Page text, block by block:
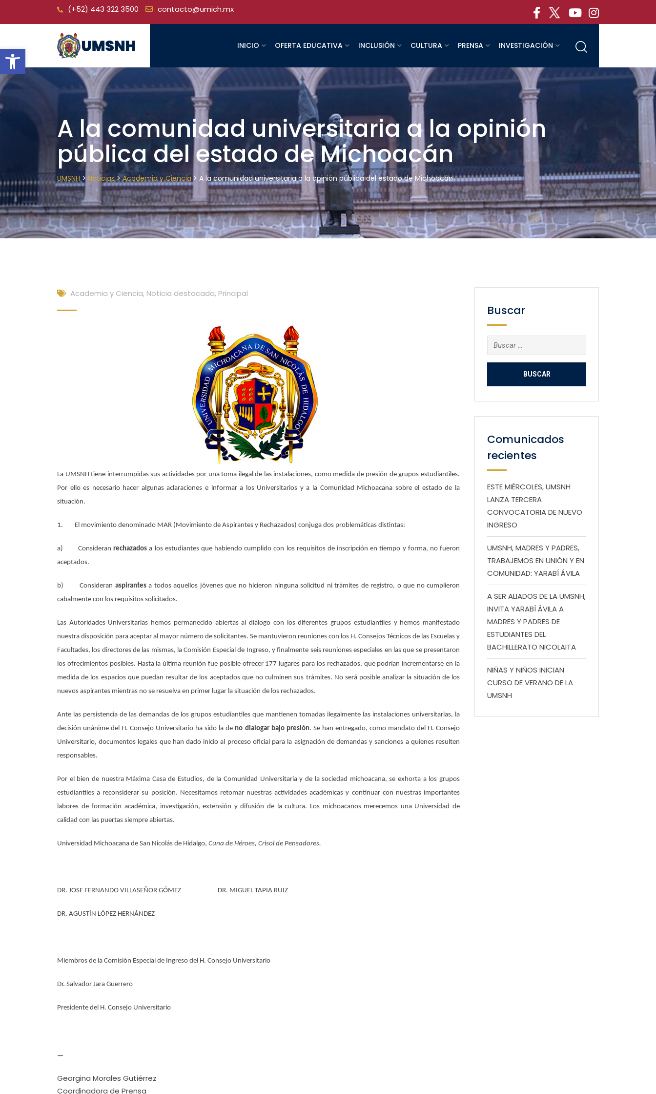
Open toolbar
(+52) 443 322 3500 contacto@umich.mx
INICIO OFERTA EDUCATIVA INCLUSIÓN CULTURA PRENSA INVESTIGACIÓN
A la comunidad universitaria a la opinión
pública del estado de Michoacán
UMSNH> Noticias>Academia y Ciencia > A la comunidad universitaria a la opinión pública del estado de Michoacán
Academia y Ciencia, Noticia destacada, Principal
La UMSNH tiene interrumpidas sus actividades por una toma ilegal de las instalaciones, como medida de presión de grupos estudiantiles.
Por ello es necesario hacer algunas aclaraciones e informar a los Universitarios y a la Comunidad Michoacana sobre el estado de la
situación.
1. El movimiento denominado MAR (Movimiento de Aspirantes y Rechazados) conjuga dos problemáticas distintas:
a) Consideranrechazados a los estudiantes que habiendo cumplido con los requisitos de inscripción en tiempo y forma, no fueron
aceptados.
b) Consideran aspirantesa todos aquellos jóvenes que no hicieron ninguna solicitud ni trámites de registro, o que no cumplieron
cabalmente con los requisitos solicitados.
Las Autoridades Universitarias hemos permanecido abiertas al diálogo con los diferentes grupos estudiantiles y hemos manifestado
nuestra disposición para aceptar al mayor número de solicitantes. Se mantuvieron reuniones con los H. Consejos Técnicos de las Escuelas y
Facultades, los directores de las mismas, la Comisión Especial de Ingreso, y finalmente seis reuniones especiales en las que se presentaron
los ofrecimientos posibles. Hasta la última reunión fue posible ofrecer 177 lugares para los rechazados, que podrían incrementarse en la
medida de los espacios que puedan resultar de los aceptados que no culminen sus trámites. No será posible analizar la situación de los
nuevos aspirantes mientras no se resuelva en primer lugar la situación de los rechazados.
Ante las persistencia de las demandas de los grupos estudiantiles que mantienen tomadas ilegalmente las instalaciones universitarias, la
decisión unánime del H. Consejo Universitario ha sido la de no dialogar bajo presión. Se han entregado, como mandato del H. Consejo
Universitario, documentos legales que han dado inicio al proceso oficial para la asignación de demandas y sanciones a quienes resulten
responsables.
Por el bien de nuestra Máxima Casa de Estudios, de la Comunidad Universitaria y de la sociedad michoacana, se exhorta a los grupos
estudiantiles a reconsiderar su posición. Necesitamos retomar nuestras actividades académicas y continuar con nuestras importantes
labores de formación académica, investigación, extensión y difusión de la cultura. Los michoacanos merecemos una Universidad de
calidad con las puertas siempre abiertas.
Universidad Michoacana de San Nicolás de Hidalgo, Cuna de Héroes, Crisol de Pensadores.
DR. JOSE FERNANDO VILLASEÑOR GÓMEZ DR. MIGUEL TAPIA RUIZ
DR. AGUSTÍN LÓPEZ HERNÁNDEZ
Miembros de la Comisión Especial de Ingreso del H. Consejo Universitario
Dr. Salvador Jara Guerrero
Presidente del H. Consejo Universitario
—
Georgina Morales Gutiérrez
Coordinadora de Prensa
Buscar
Buscar:
Comunicados
recientes
ESTE MIÉRCOLES, UMSNH
LANZA TERCERA
CONVOCATORIA DE NUEVO
INGRESO
UMSNH, MADRES Y PADRES,
TRABAJEMOS EN UNIÓN Y EN
COMUNIDAD: YARABÍ ÁVILA
A SER ALIADOS DE LA UMSNH,
INVITA YARABÍ ÁVILA A
MADRES Y PADRES DE
ESTUDIANTES DEL
BACHILLERATO NICOLAITA
NIÑAS Y NIÑOS INICIAN
CURSO DE VERANO DE LA
UMSNH